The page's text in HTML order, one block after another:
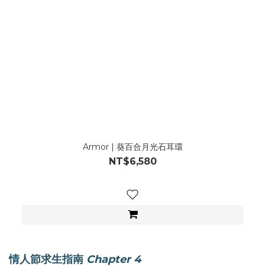
Armor | 葵百合月光石耳環
NT$6,580
情人節求生指南 Chapter 4